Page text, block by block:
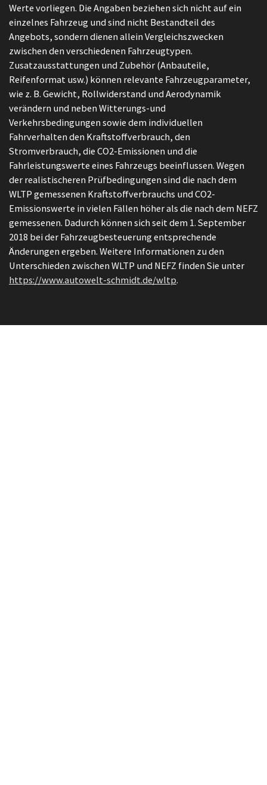
Werte vorliegen. Die Angaben beziehen sich nicht auf ein
einzelnes Fahrzeug und sind nicht Bestandteil des
Angebots, sondern dienen allein Vergleichszwecken
zwischen den verschiedenen Fahrzeugtypen.
Zusatzausstattungen und Zubehör (Anbauteile,
Reifenformat usw.) können relevante Fahrzeugparameter,
wie z. B. Gewicht, Rollwiderstand und Aerodynamik
verändern und neben Witterungs-und
Verkehrsbedingungen sowie dem individuellen
Fahrverhalten den Kraftstoffverbrauch, den
Stromverbrauch, die CO2-Emissionen und die
Fahrleistungswerte eines Fahrzeugs beeinflussen. Wegen
der realistischeren Prüfbedingungen sind die nach dem
WLTP gemessenen Kraftstoffverbrauchs und CO2-
Emissionswerte in vielen Fällen höher als die nach dem NEFZ
gemessenen. Dadurch können sich seit dem 1. September
2018 bei der Fahrzeugbesteuerung entsprechende
Änderungen ergeben. Weitere Informationen zu den
Unterschieden zwischen WLTP und NEFZ finden Sie unter
https://www.autowelt-schmidt.de/wltp.